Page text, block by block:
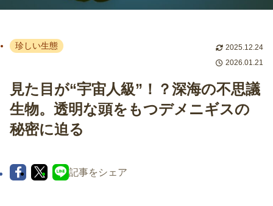
珍しい生態
2025.12.24
2026.01.21
見た目が“宇宙人級”！？深海の不思議
生物。透明な頭をもつデメニギスの
秘密に迫る
記事をシェア